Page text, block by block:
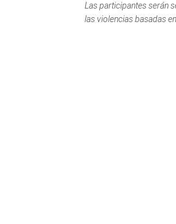
Las participantes serán
las violencias basadas